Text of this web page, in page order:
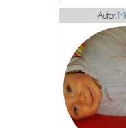
Autor: